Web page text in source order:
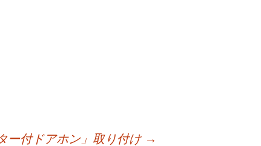
ー付ドアホン」取り付け →